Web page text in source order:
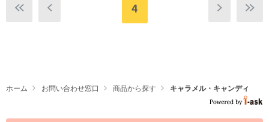
4
ホーム お問い合わせ窓口 商品から探す キャラメル・キャンディ